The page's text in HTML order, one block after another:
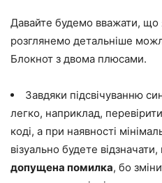
Давайте будемо вважати, що
розглянемо детальніше
Блокнот з двома плюсами.
Завдяки підсвічуванню
легко, наприклад,
коді, а при наявності
візуально будете
допущена помилка, бо